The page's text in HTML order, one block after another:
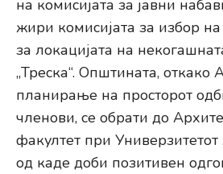
на комисијата за јавни
жири комисијата за избор
за локацијата на
„Треска“. Општината, откако
планирање на просторот
членови, се обрати до
факултет при
од каде доби позитивен